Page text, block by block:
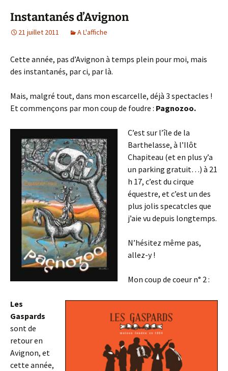
Instantanés d’Avignon
21 juillet 2011 A L'affiche
Cette année, pas d’Avignon à temps plein pour moi, mais
des instantanés, par ci, par là.
Mais, malgré tout, dans mon escarcelle, déjà 3 spectacles !
Et commençons par mon coup de foudre : Pagnozoo.
C’est sur l’île de la
Barthelasse, à l’Ilôt
Chapiteau (et en plus y’a
un parking gratuit…) à 21
h 17, c’est du cirque
équestre, et c’est un des
plus jolis specatcles que
j’aie vu depuis longtemps.
N’hésitez même pas,
allez-y !
Mon coup de coeur n° 2 :
Les
Gaspards
sont de
retour en
Avignon, et
cette année,